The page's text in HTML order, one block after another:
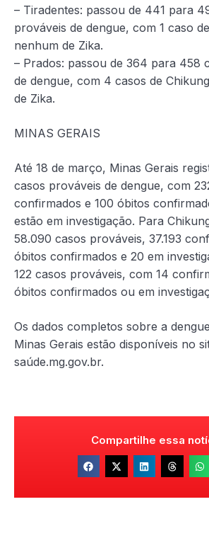
– Tiradentes: passou de 441 para
prováveis de dengue, com 1 caso
nenhum de Zika.
– Prados: passou de 364 para 458
de dengue, com 4 casos de
de Zika.
MINAS GERAIS
Até 18 de março, Minas Gerais
casos prováveis de dengue, com
confirmados e 100 óbitos
estão em investigação. Para
58.090 casos prováveis, 37.193
óbitos confirmados e 20 em
122 casos prováveis, com 14
óbitos confirmados ou em
Os dados completos sobre a
Minas Gerais estão disponíveis no
saúde.mg.gov.br.
Compartilhe essa